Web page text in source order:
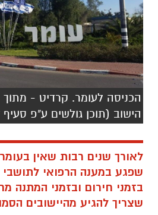
הכניסה לעומר. קרדיט -
הישוב (תוכן גולשים ע"פ סעיף 27א')
לאורך שנים רבות שאין
שפגע במענה הרפואי לתושבי
בזמני חירום ובזמני המתנה
שצריך להגיע מהיישובים